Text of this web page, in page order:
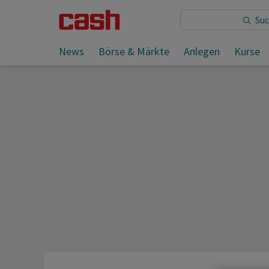
News Börse & Märkte Anlegen Kurse
Sie lesen: